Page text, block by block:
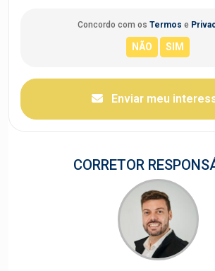
Concordo com os Termos e
Enviar meu
CORRETOR